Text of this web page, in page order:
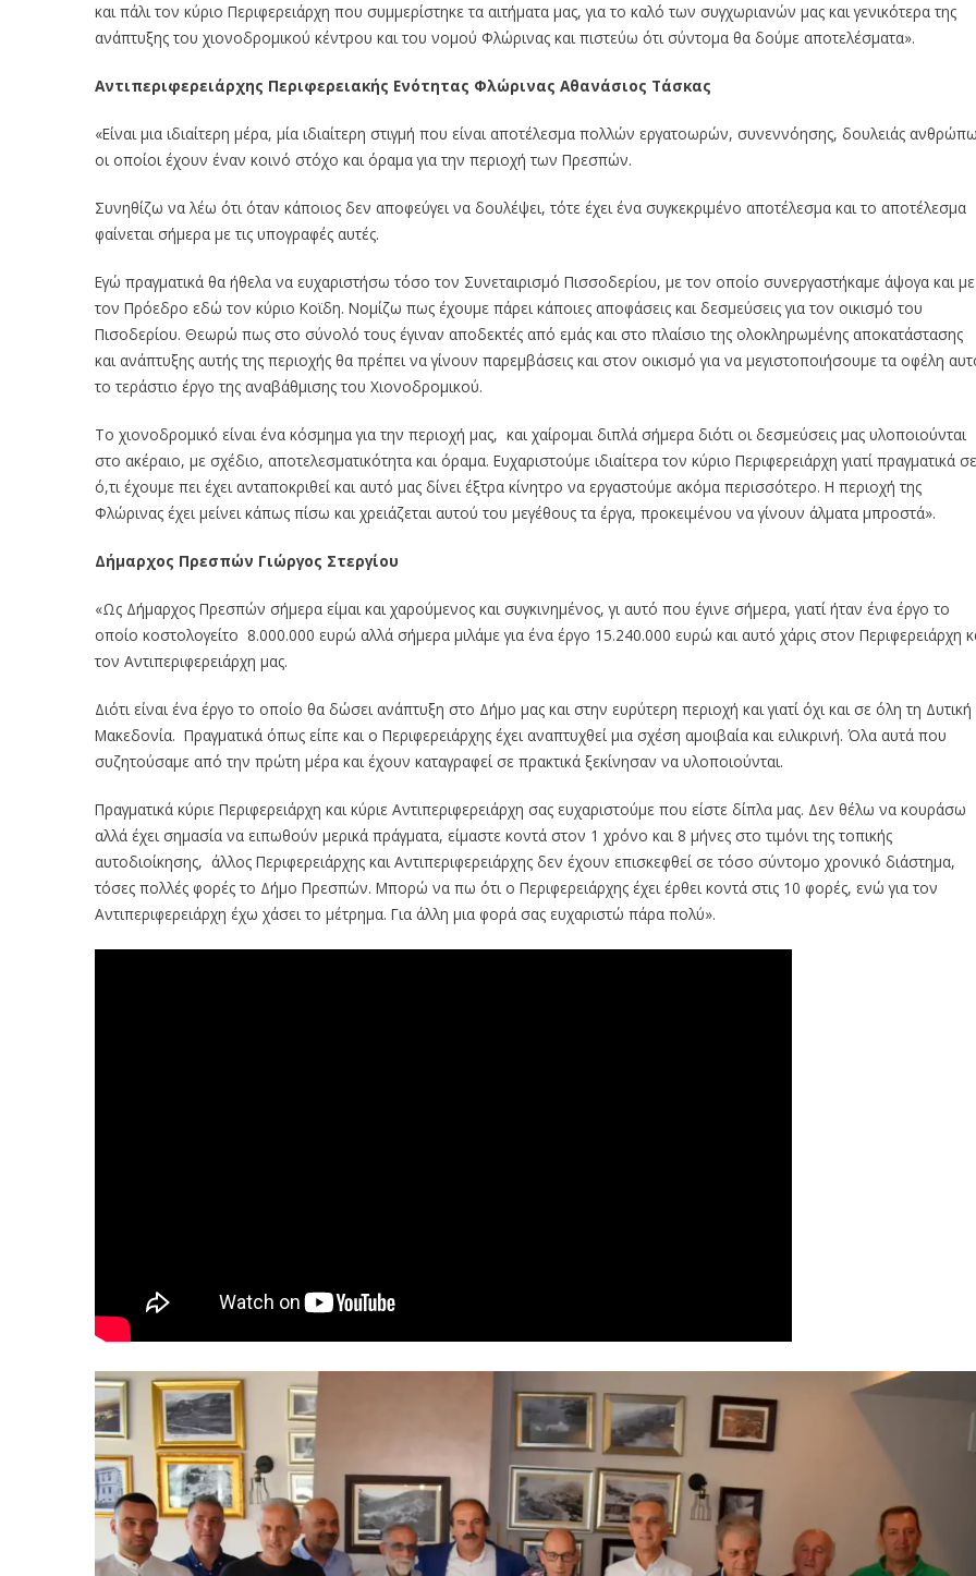
και πάλι τον κύριο Περιφερειάρχη που συμμερίστηκε τα αιτήματα μας, για το καλό των συγχωριανών μας και γενικότερα της
ανάπτυξης του χιονοδρομικού κέντρου και του νομού Φλώρινας και πιστεύω ότι σύντομα θα δούμε αποτελέσματα».
Αντιπεριφερειάρχης Περιφερειακής Ενότητας Φλώρινας Αθανάσιος Τάσκας
«Είναι μια ιδιαίτερη μέρα, μία ιδιαίτερη στιγμή που είναι αποτέλεσμα πολλών εργατοωρών, συνεννόησης, δουλειάς
οι οποίοι έχουν έναν κοινό στόχο και όραμα για την περιοχή των Πρεσπών.
Συνηθίζω να λέω ότι όταν κάποιος δεν αποφεύγει να δουλέψει, τότε έχει ένα συγκεκριμένο αποτέλεσμα και το αποτέλεσμα
φαίνεται σήμερα με τις υπογραφές αυτές.
Εγώ πραγματικά θα ήθελα να ευχαριστήσω τόσο τον Συνεταιρισμό Πισσοδερίου, με τον οποίο συνεργαστήκαμε άψογα και με
τον Πρόεδρο εδώ τον κύριο Κοϊδη. Νομίζω πως έχουμε πάρει κάποιες αποφάσεις και δεσμεύσεις για τον οικισμό του
Πισοδερίου. Θεωρώ πως στο σύνολό τους έγιναν αποδεκτές από εμάς και στο πλαίσιο της ολοκληρωμένης αποκατάστασης
και ανάπτυξης αυτής της περιοχής θα πρέπει να γίνουν παρεμβάσεις και στον οικισμό για να μεγιστοποιήσουμε τα οφέλη
το τεράστιο έργο της αναβάθμισης του Χιονοδρομικού.
Το χιονοδρομικό είναι ένα κόσμημα για την περιοχή μας, και χαίρομαι διπλά σήμερα διότι οι δεσμεύσεις μας υλοποιούνται
στο ακέραιο, με σχέδιο, αποτελεσματικότητα και όραμα. Ευχαριστούμε ιδιαίτερα τον κύριο Περιφερειάρχη γιατί πραγματικά σε
ό,τι έχουμε πει έχει ανταποκριθεί και αυτό μας δίνει έξτρα κίνητρο να εργαστούμε ακόμα περισσότερο. Η περιοχή της
Φλώρινας έχει μείνει κάπως πίσω και χρειάζεται αυτού του μεγέθους τα έργα, προκειμένου να γίνουν άλματα μπροστά».
Δήμαρχος Πρεσπών Γιώργος Στεργίου
«Ως Δήμαρχος Πρεσπών σήμερα είμαι και χαρούμενος και συγκινημένος, γι αυτό που έγινε σήμερα, γιατί ήταν ένα έργο το
οποίο κοστολογείτο 8.000.000 ευρώ αλλά σήμερα μιλάμε για ένα έργο 15.240.000 ευρώ και αυτό χάρις στον Περιφερειάρχη
τον Αντιπεριφερειάρχη μας.
Διότι είναι ένα έργο το οποίο θα δώσει ανάπτυξη στο Δήμο μας και στην ευρύτερη περιοχή και γιατί όχι και σε όλη τη Δυτική
Μακεδονία. Πραγματικά όπως είπε και ο Περιφερειάρχης έχει αναπτυχθεί μια σχέση αμοιβαία και ειλικρινή. Όλα αυτά που
συζητούσαμε από την πρώτη μέρα και έχουν καταγραφεί σε πρακτικά ξεκίνησαν να υλοποιούνται.
Πραγματικά κύριε Περιφερειάρχη και κύριε Αντιπεριφερειάρχη σας ευχαριστούμε που είστε δίπλα μας. Δεν θέλω να κουράσω
αλλά έχει σημασία να ειπωθούν μερικά πράγματα, είμαστε κοντά στον 1 χρόνο και 8 μήνες στο τιμόνι της τοπικής
αυτοδιοίκησης, άλλος Περιφερειάρχης και Αντιπεριφερειάρχης δεν έχουν επισκεφθεί σε τόσο σύντομο χρονικό διάστημα,
τόσες πολλές φορές το Δήμο Πρεσπών. Μπορώ να πω ότι ο Περιφερειάρχης έχει έρθει κοντά στις 10 φορές, ενώ για τον
Αντιπεριφερειάρχη έχω χάσει το μέτρημα. Για άλλη μια φορά σας ευχαριστώ πάρα πολύ».